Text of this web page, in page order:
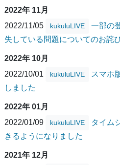
2022年 11月
2022/11/05
kukuluLIVE
一部の
失している問題についてのお詫
2022年 10月
2022/10/01
kukuluLIVE
スマホ
しました
2022年 01月
2022/01/09
kukuluLIVE
タイム
きるようになりました
2021年 12月